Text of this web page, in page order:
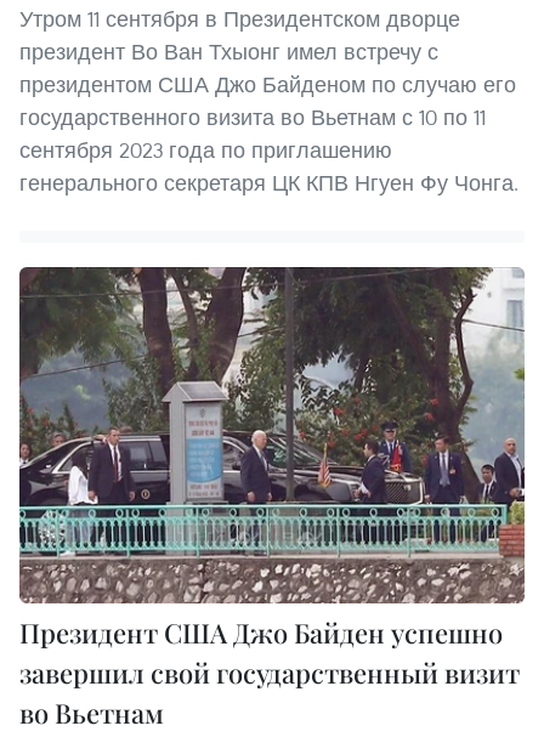
Утром 11 сентября в Президентском дворце
президент Во Ван Тхыонг имел встречу с
президентом США Джо Байденом по случаю его
государственного визита во Вьетнам с 10 по 11
сентября 2023 года по приглашению
генерального секретаря ЦК КПВ Нгуен Фу Чонга.
Президент США Джо Байден успешно
завершил свой государственный визит
во Вьетнам